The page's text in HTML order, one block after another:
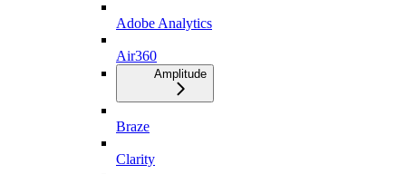
Adobe Analytics
Air360
Amplitude
Braze
Clarity